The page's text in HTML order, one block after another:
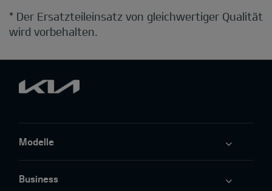
Modelle
Business